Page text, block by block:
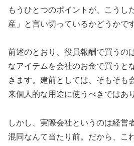
もうひとつのポイントが、こうし
産」と言い切っているかどうかです
前述のとおり、役員報酬で買うの
なアイテムを会社のお金で買うと
きます。建前としては、そもそも
来個人的な用途に使うべきではあ
しかし、実際会社というのは経営
混同なんて当たり前。だから、こ